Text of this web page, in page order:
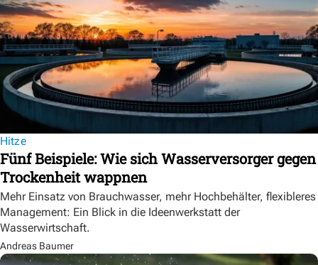
Hitze
Fünf Beispiele: Wie sich Wasserversorger gegen
Trockenheit wappnen
Mehr Einsatz von Brauchwasser, mehr Hochbehälter, flexibleres
Management: Ein Blick in die Ideenwerkstatt der
Wasserwirtschaft.
Andreas Baumer